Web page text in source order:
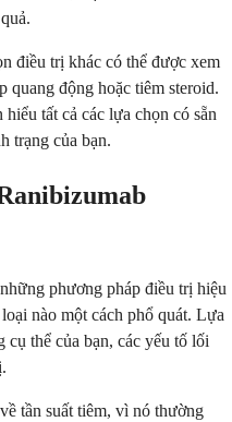
điều trị khác có thể được xem
quang động hoặc tiêm steroid.
tất cả các lựa chọn có sẵn
trạng của bạn.
phương pháp điều trị hiệu
nào một cách phổ quát. Lựa
cụ thể của bạn, các yếu tố lối
tần suất tiêm, vì nó thường